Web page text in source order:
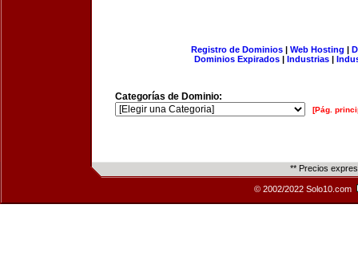
Registro de Dominios| Web Hosting |
Dominios Expirados | Industrias |
Categorías de Dominio:
[Pág.
** Precios
© 2002/2022 Solo10.com